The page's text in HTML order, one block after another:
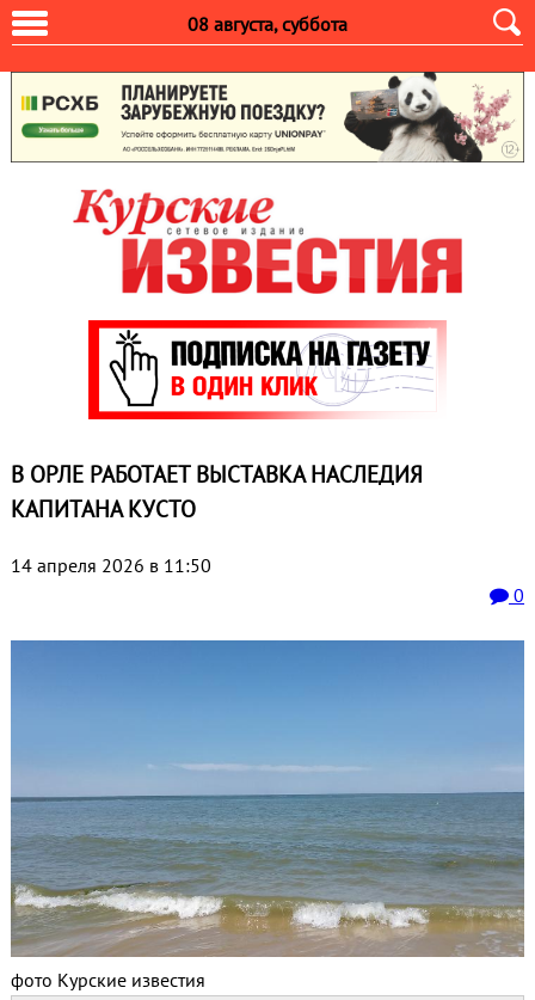
08 августа, суббота
В ОРЛЕ РАБОТАЕТ ВЫСТАВКА НАСЛЕДИЯ
КАПИТАНА КУСТО
14 апреля 2026 в 11:50
0
фото Курские известия